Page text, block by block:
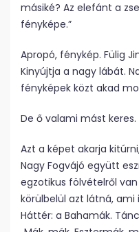
másiké? Az elefánt a
fényképe.”
Apropó, fénykép. Fülig
Kinyújtja a nagy lábát.
fényképek közt akad
De ő valami mást keres.
Azt a képet akarja
Nagy Fogvájó együtt
egzotikus fölvételről
körülbelül azt látná,
Háttér: a Bahamák.